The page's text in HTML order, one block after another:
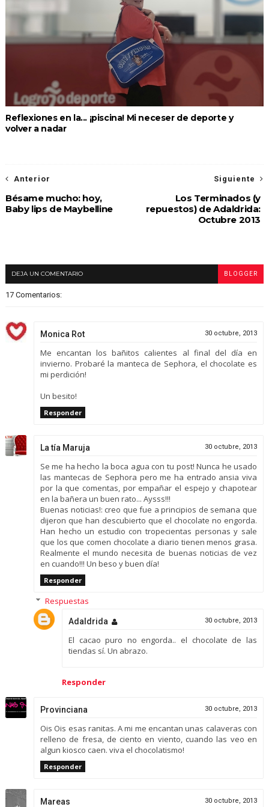
Reflexiones en la... ¡piscina! Mi neceser de deporte y
volver a nadar
Siguiente
Los Terminados (y
repuestos) de Adaldrida:
Octubre 2013
Anterior
Bésame mucho: hoy,
Baby lips de Maybelline
DEJA UN COMENTARIO BLOGGER
17 Comentarios:
Monica Rot 30 octubre, 2013
Me encantan los bañitos calientes al final del día en
invierno. Probaré la manteca de Sephora, el chocolate es
mi perdición!
Un besito!
Responder
La tía Maruja 30 octubre, 2013
Se me ha hecho la boca agua con tu post! Nunca he usado
las mantecas de Sephora pero me ha entrado ansia viva
por la que comentas, por empañar el espejo y chapotear
en la bañera un buen rato... Aysss!!!
Buenas noticias!: creo que fue a principios de semana que
dijeron que han descubierto que el chocolate no engorda.
Han hecho un estudio con tropecientas personas y sale
que los que comen chocolate a diario tienen menos grasa.
Realmente el mundo necesita de buenas noticias de vez
en cuando!!! Un beso y buen día!
Responder
Respuestas
Adaldrida 30 octubre, 2013
El cacao puro no engorda.. el chocolate de las
tiendas sí. Un abrazo.
Responder
Provinciana 30 octubre, 2013
Ois Ois esas ranitas. A mi me encantan unas calaveras con
relleno de fresa, de ciento en viento, cuando las veo en
algun kiosco caen. viva el chocolatismo!
Responder
Mareas 30 octubre, 2013